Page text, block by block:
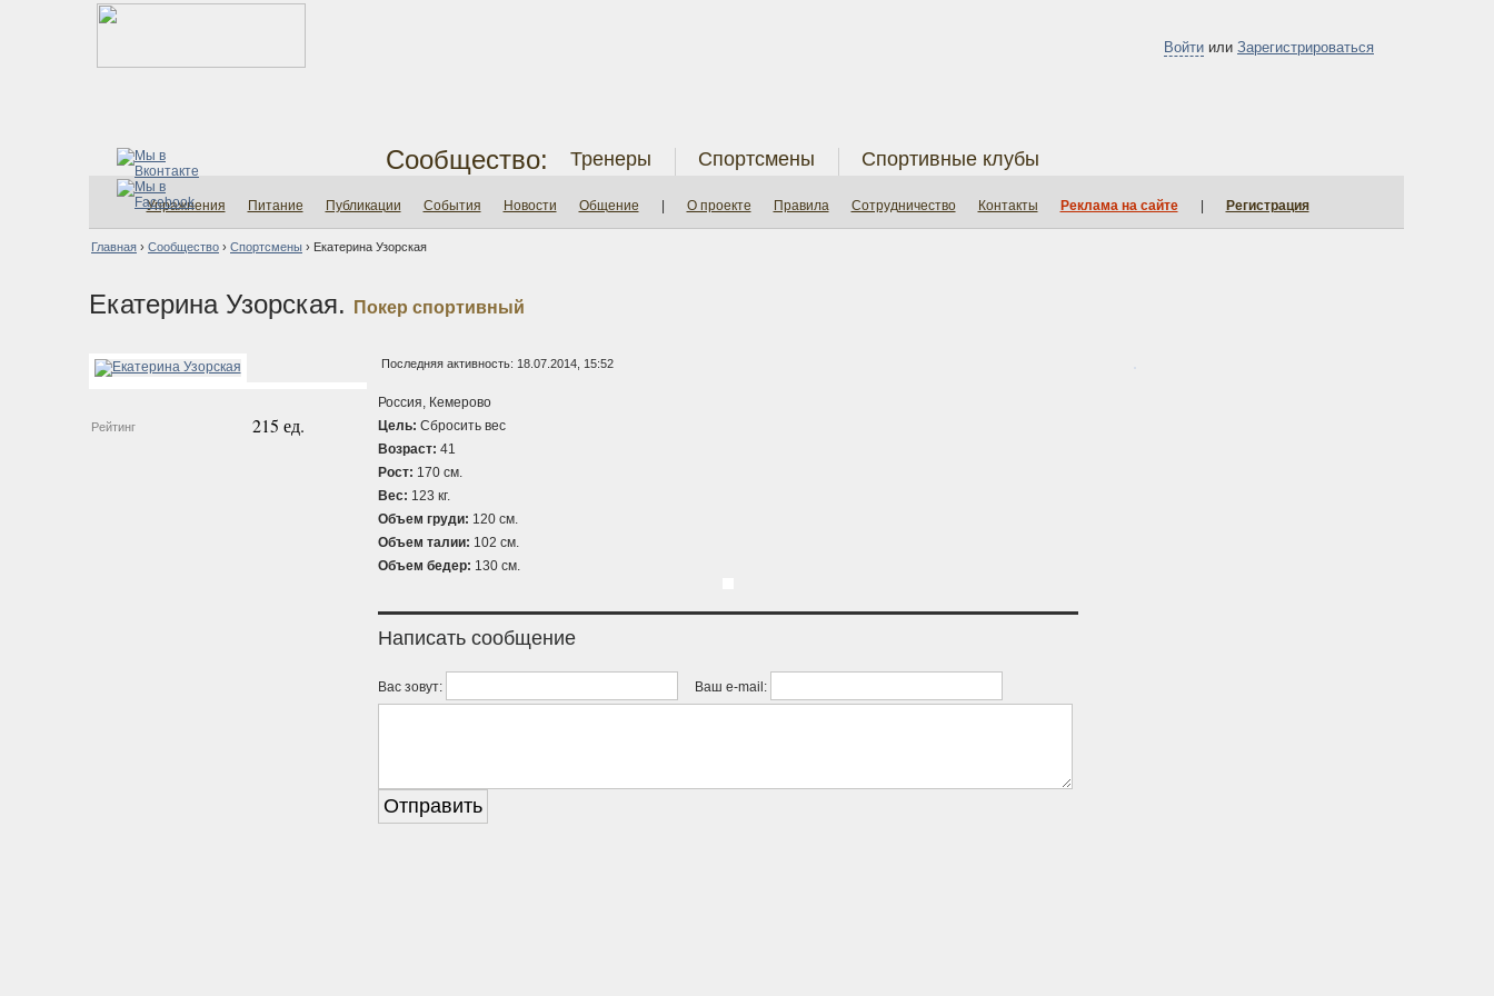
Войти или Зарегистрироваться
Сообщество: Тренеры Спортсмены Спортивные клубы
Упражнения Питание Публикации События Новости Общение О проекте Правила Сотрудничество Контакты Реклама на сайте Регистрация
Главная › Сообщество › Спортсмены › Екатерина Узорская
Екатерина Узорская. Покер спортивный
Рейтинг 215 ед.
Последняя активность: 18.07.2014, 15:52
Россия, Кемерово
Цель: Сбросить вес
Возраст: 41
Рост: 170 см.
Вес: 123 кг.
Объем груди: 120 см.
Объем талии: 102 см.
Объем бедер: 130 см.
Написать сообщение
Вас зовут: Ваш e-mail: